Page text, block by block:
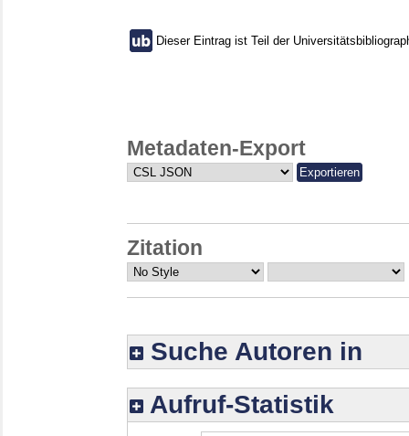
Dieser Eintrag ist Teil der
Metadaten-Export
Zitation
Suche Autoren in
Aufruf-Statistik